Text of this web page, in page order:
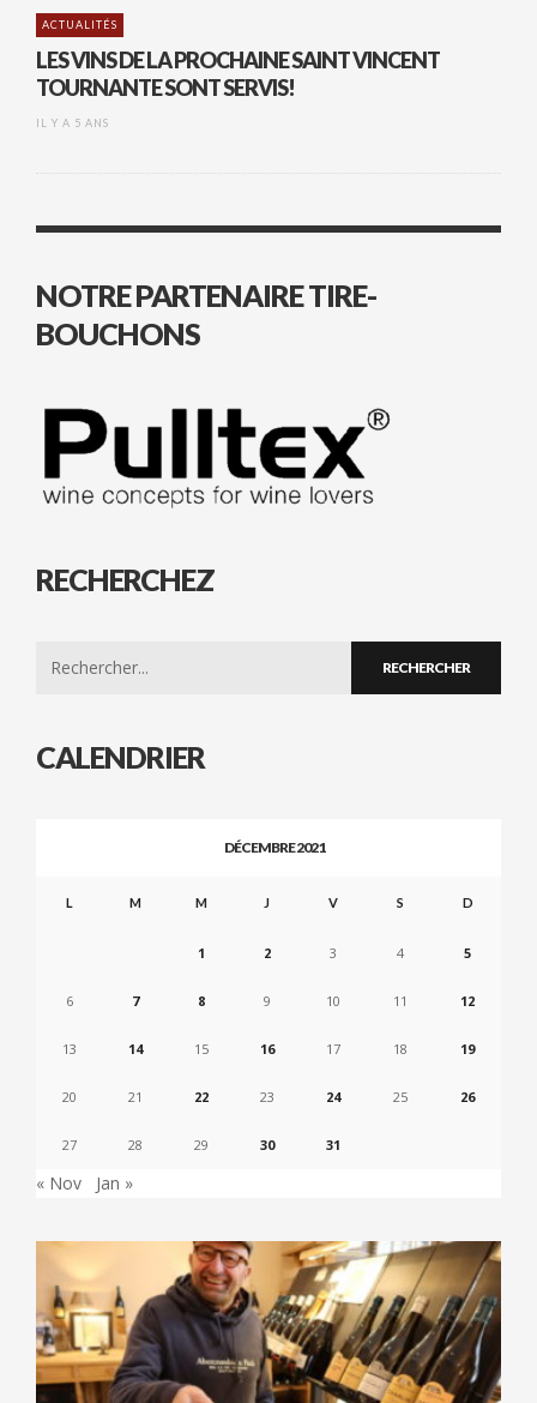
ACTUALITÉS
LES VINS DE LA PROCHAINE SAINT VINCENT
TOURNANTE SONT SERVIS!
IL Y A 5 ANS
NOTRE PARTENAIRE TIRE-
BOUCHONS
RECHERCHEZ
CALENDRIER
DÉCEMBRE 2021
L M M J V S D
1 2 3 4 5
6 7 8 9 10 11 12
13 14 15 16 17 18 19
20 21 22 23 24 25 26
27 28 29 30 31
« Nov Jan »